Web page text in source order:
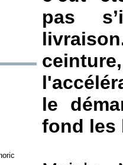
pas
le
fond les